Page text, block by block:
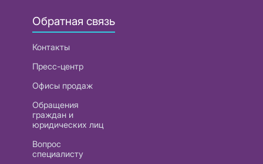
Обратная связь
Контакты
Пресс-центр
Офисы продаж
Обращения
граждан и
юридических лиц
Вопрос
специалисту